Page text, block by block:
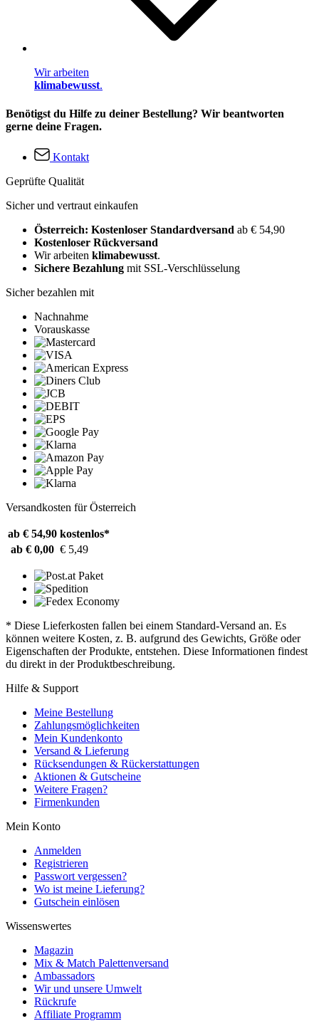
Wir arbeiten
klimabewusst.
Benötigst du Hilfe zu deiner Bestellung? Wir beantworten
gerne deine Fragen.
Kontakt
Geprüfte Qualität
Sicher und vertraut einkaufen
Österreich: Kostenloser Standardversand ab € 54,90
Kostenloser Rückversand
Wir arbeiten klimabewusst.
Sichere Bezahlung mit SSL-Verschlüsselung
Sicher bezahlen mit
Nachnahme
Vorauskasse
Versandkosten für Österreich
ab € 54,90 kostenlos*
ab € 0,00 € 5,49
* Diese Lieferkosten fallen bei einem Standard-Versand an. Es
können weitere Kosten, z. B. aufgrund des Gewichts, Größe oder
Eigenschaften der Produkte, entstehen. Diese Informationen findest
du direkt in der Produktbeschreibung.
Hilfe & Support
Meine Bestellung
Zahlungsmöglichkeiten
Mein Kundenkonto
Versand & Lieferung
Rücksendungen & Rückerstattungen
Aktionen & Gutscheine
Weitere Fragen?
Firmenkunden
Mein Konto
Anmelden
Registrieren
Passwort vergessen?
Wo ist meine Lieferung?
Gutschein einlösen
Wissenswertes
Magazin
Mix & Match Palettenversand
Ambassadors
Wir und unsere Umwelt
Rückrufe
Affiliate Programm